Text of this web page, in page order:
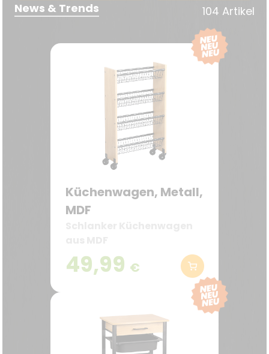
News & Trends 104 Artikel
Küchenwagen, Metall,
MDF
49,99 €